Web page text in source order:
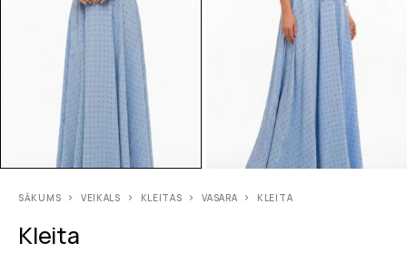
SĀKUMS VEIKALS KLEITAS VASARA KLEITA
Kleita